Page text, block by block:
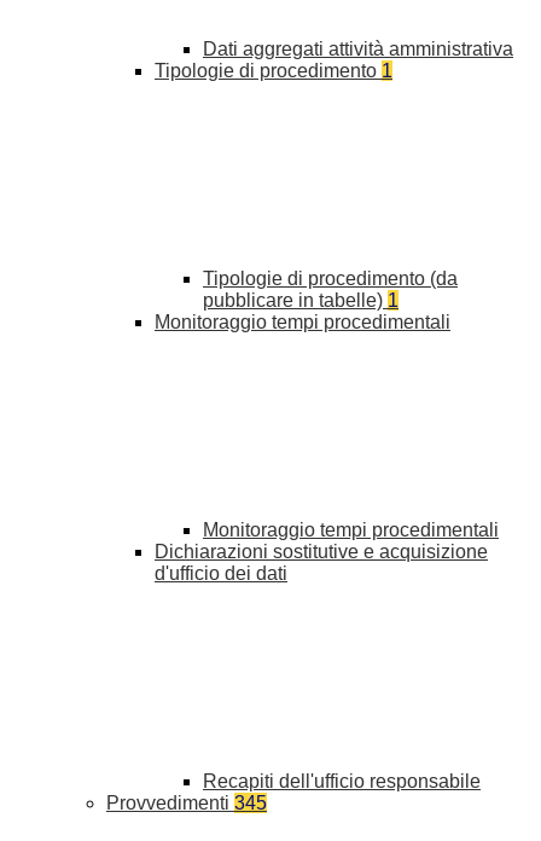
Dati aggregati attività amministrativa
Tipologie di procedimento 1
Tipologie di procedimento (da
pubblicare in tabelle) 1
Monitoraggio tempi procedimentali
Monitoraggio tempi procedimentali
Dichiarazioni sostitutive e acquisizione
d'ufficio dei dati
Recapiti dell'ufficio responsabile
Provvedimenti 345